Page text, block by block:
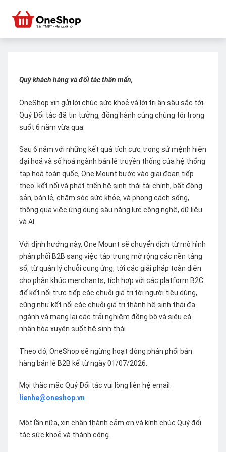
Quý khách hàng và đối tác thân mến,
OneShop xin gửi lời chúc sức khoẻ và lời tri ân sâu sắc tới
Quý Đối tác đã tin tưởng, đồng hành cùng chúng tôi trong
suốt 6 năm vừa qua.
Sau 6 năm với những kết quả tích cực trong sứ mệnh hiện
đại hoá và số hoá ngành bán lẻ truyền thống của hệ thống
tạp hoá toàn quốc, One Mount bước vào giai đoạn tiếp
theo: kết nối và phát triển hệ sinh thái tài chính, bất động
sản, bán lẻ, chăm sóc sức khỏe, và phong cách sống,
thông qua việc ứng dụng sâu năng lực công nghệ, dữ liệu
và AI.
Với định hướng này, One Mount sẽ chuyển dịch từ mô hình
phân phối B2B sang việc tập trung mở rộng các nền tảng
số, từ quản lý chuỗi cung ứng, tới các giải pháp toàn diện
cho phân khúc merchants, tích hợp với các platform B2C
để kết nối trực tiếp các chuỗi giá trị tới người tiêu dùng,
cũng như kết nối các chuỗi giá trị thành hệ sinh thái đa
ngành và mang lại các trải nghiệm đồng bộ và siêu cá
nhân hóa xuyên suốt hệ sinh thái
Theo đó, OneShop sẽ ngừng hoạt động phân phối bán
hàng bán lẻ B2B kể từ ngày 01/07/2026.
Mọi thắc mắc Quý Đối tác vui lòng liên hệ email:
lienhe@oneshop.vn
Một lần nữa, xin chân thành cảm ơn và kính chúc Quý đối
tác sức khoẻ và thành công.